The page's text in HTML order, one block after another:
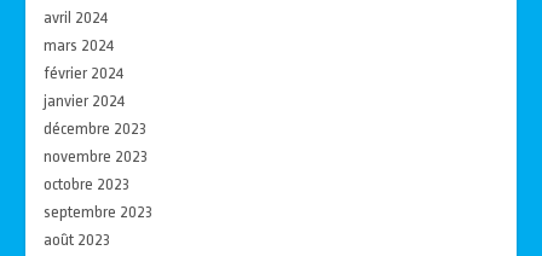
avril 2024
mars 2024
février 2024
janvier 2024
décembre 2023
novembre 2023
octobre 2023
septembre 2023
août 2023